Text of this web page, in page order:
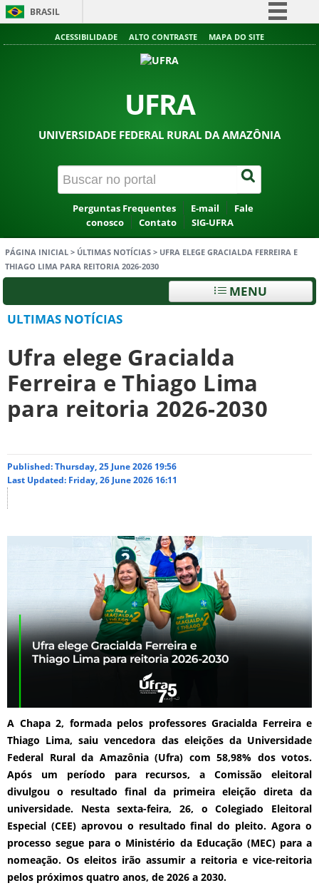
BRASIL
Simplifique!
Acesso à informação
ACESSIBILIDADE ALTO CONTRASTE MAPA DO SITE
UFRA
UNIVERSIDADE FEDERAL RURAL DA AMAZÔNIA
Perguntas Frequentes E-mail
Fale
conosco
Contato SIG-UFRA
PÁGINA INICIAL > ÚLTIMAS NOTÍCIAS > UFRA ELEGE GRACIALDA FERREIRA E
THIAGO LIMA PARA REITORIA 2026-2030
MENU
ULTIMAS NOTÍCIAS
Ufra elege Gracialda
Ferreira e Thiago Lima
para reitoria 2026-2030
Published: Thursday, 25 June 2026 19:56
Last Updated: Friday, 26 June 2026 16:11
A Chapa 2, formada pelos professores Gracialda Ferreira e
Thiago Lima, saiu vencedora das eleições da Universidade
Federal Rural da Amazônia (Ufra) com 58,98% dos votos.
Após um período para recursos, a Comissão eleitoral
divulgou o resultado final da primeira eleição direta da
universidade. Nesta sexta-feira, 26, o Colegiado Eleitoral
Especial (CEE) aprovou o resultado final do pleito. Agora o
processo segue para o Ministério da Educação (MEC) para a
nomeação. Os eleitos irão assumir a reitoria e vice-reitoria
pelos próximos quatro anos, de 2026 a 2030.